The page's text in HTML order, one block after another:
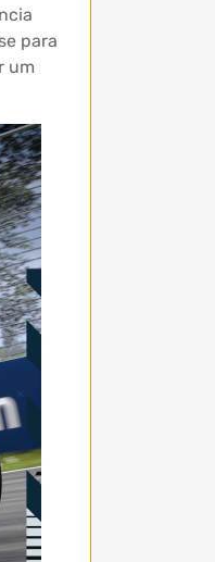
para
um